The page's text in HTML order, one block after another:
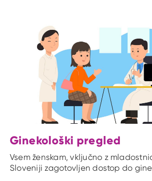
Ginekološki pregled
Vsem ženskam, vključno z
Sloveniji zagotovljen dostop do